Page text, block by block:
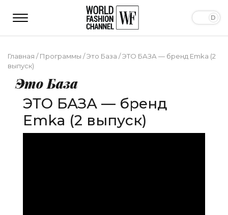
Главная /Программы /Это База /ЭТО БАЗА — бренд Emka (2
выпуск)
Это База
ЭТО БАЗА — бренд
Emka (2 выпуск)